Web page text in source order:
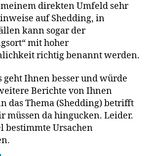
direkten Umfeld sehr
auf Shedding, in
kann sogar der
mit hoher
richtig benannt werden.
geht Ihnen besser und würde
Berichte von Ihnen
das Thema (Shedding) betrifft
müssen da hingucken. Leider.
bestimmte Ursachen